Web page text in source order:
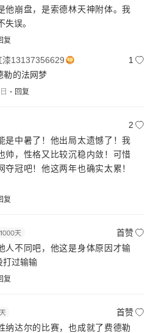
他崩盘，是索德林天神附体。我
误。
复
漆13137356629
1
勒的法网梦
回复
2
是中暑了！他出局太遗憾了！我
帅，性格又比较沉稳内敛！可惜
夺冠吧！他这两年也确实太累！
复
首赞
人不同吧，他这是身体原因才输
打过输输
复
首赞
纳达尔的比赛，也成就了费德勒